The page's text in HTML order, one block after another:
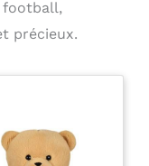
football,
précieux.